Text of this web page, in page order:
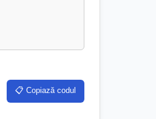
📋 Copiază codul